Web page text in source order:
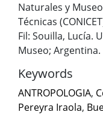
Naturales y
Técnicas
Fil: Souilla, Lucía.
Museo; Argentina.
Keywords
ANTROPOLOGIA,
Pereyra Iraola,